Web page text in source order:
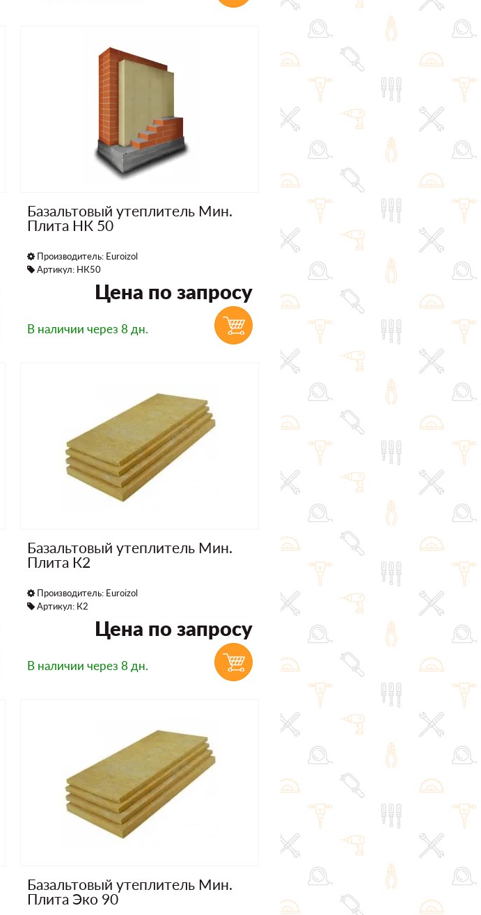
Базальтовый утеплитель Мин.
Плита НК 50
Производитель: Euroizol
Артикул: НК50
Цена по запросу
В наличии через 8 дн.
Базальтовый утеплитель Мин.
Плита К2
Производитель: Euroizol
Артикул: К2
Цена по запросу
В наличии через 8 дн.
Базальтовый утеплитель Мин.
Плита Эко 90